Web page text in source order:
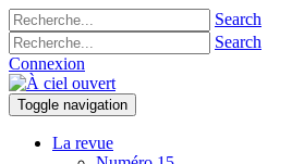
Search
Search
Connexion
Toggle navigation
La revue